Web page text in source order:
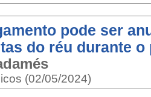
pode ser
do réu durante
(02/05/2024)